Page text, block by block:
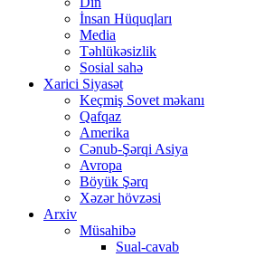
İnsan Hüquqları
Media
Təhlükəsizlik
Sosial sahə
Xarici Siyasət
Keçmiş Sovet məkanı
Qafqaz
Amerika
Cənub-Şərqi Asiya
Avropa
Böyük Şərq
Xəzər hövzəsi
Arxiv
Müsahibə
Sual-cavab